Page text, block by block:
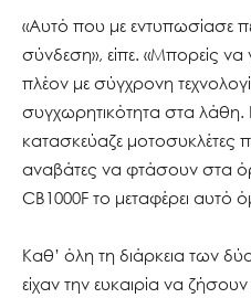
«Αυτό που με εντυπωσίασε
σύνδεση», είπε. «Μπορείς
πλέον με σύγχρονη
συγχωρητικότητα στα
κατασκεύαζε μοτοσυκλέτες
αναβάτες να φτάσουν στα
CB1000F το μεταφέρει αυτό
Καθ’ όλη τη διάρκεια των
είχαν την ευκαιρία να